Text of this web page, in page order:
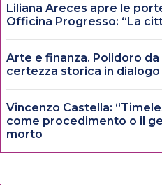
Liliana Areces apre le
Officina Progresso: “La
Arte e finanza. Polidoro
certezza storica in
Vincenzo Castella:
come procedimento o il
morto